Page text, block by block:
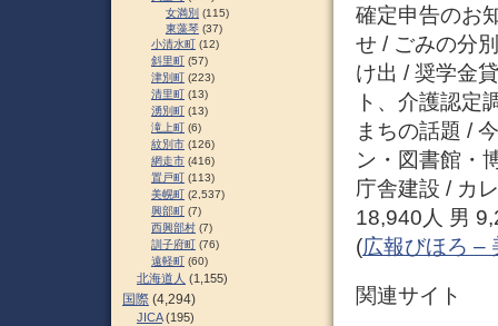
確定申告のお
せ / ごみの分
け出 / 奨学金
ト、介護認定
まちの話題 /
ン・図書館・
庁舎建設 / カ
18,940人 男
(広報びほろ –
関連サイト
女満別 (115)
東藻琴 (37)
小清水町 (12)
斜里町 (57)
津別町 (223)
清里町 (13)
湧別町 (13)
滝上町 (6)
紋別市 (126)
網走市 (416)
置戸町 (113)
美幌町 (2,537)
興部町 (7)
西興部村 (7)
訓子府町 (76)
遠軽町 (60)
北海道人 (1,155)
国際 (4,294)
JICA(195)